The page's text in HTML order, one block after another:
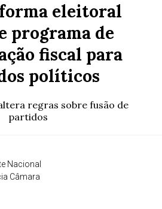
eleitoral
programa de
fiscal para
políticos
regras sobre fusão de
partidos
Nacional
Câmara